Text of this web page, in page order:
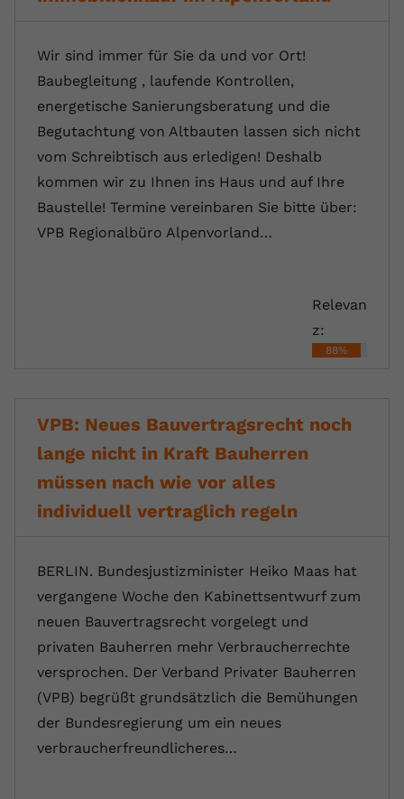
Wir sind immer für Sie da und vor Ort!
Baubegleitung , laufende Kontrollen,
energetische Sanierungsberatung und die
Begutachtung von Altbauten lassen sich nicht
vom Schreibtisch aus erledigen! Deshalb
kommen wir zu Ihnen ins Haus und auf Ihre
Baustelle! Termine vereinbaren Sie bitte über:
VPB Regionalbüro Alpenvorland…
Relevan
z:
88%
VPB: Neues Bauvertragsrecht noch
lange nicht in Kraft Bauherren
müssen nach wie vor alles
individuell vertraglich regeln
BERLIN. Bundesjustizminister Heiko Maas hat
vergangene Woche den Kabinettsentwurf zum
neuen Bauvertragsrecht vorgelegt und
privaten Bauherren mehr Verbraucherrechte
versprochen. Der Verband Privater Bauherren
(VPB) begrüßt grundsätzlich die Bemühungen
der Bundesregierung um ein neues
verbraucherfreundlicheres…